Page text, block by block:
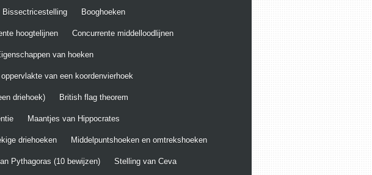
Bissectricestelling Booghoeken
hoogtelijnen Concurrente middelloodlijnen
van hoeken
van een koordenvierhoek
driehoek) British flag theorem
Maantjes van Hippocrates
driehoeken Middelpuntshoeken en omtrekshoeken
Pythagoras (10 bewijzen) Stelling van Ceva